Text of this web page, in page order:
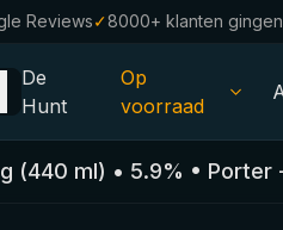
Reviews✓8000+ klanten
De
Hunt
Op
voorraad
Alle Bieren
(440 ml) • 5.9% • Porter